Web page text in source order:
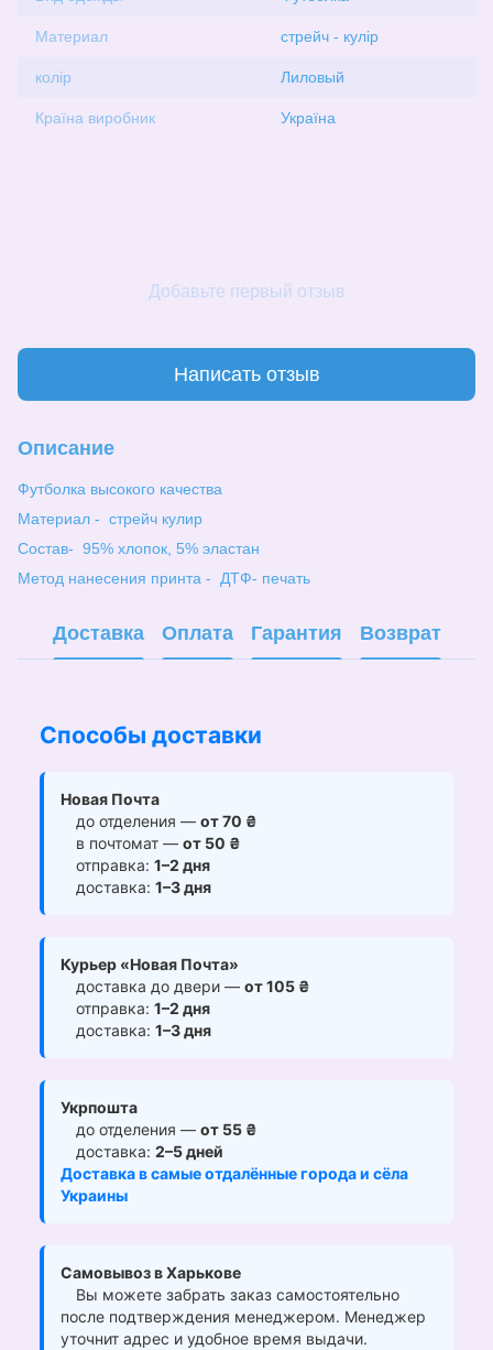
Материал стрейч - кулір
колір Лиловый
Країна виробник Україна
Добавьте первый отзыв
Написать отзыв
Описание
Футболка высокого качества
Материал - стрейч кулир
Состав- 95% хлопок, 5% эластан
Метод нанесения принта - ДТФ- печать
Доставка Оплата Гарантия Возврат
Способы доставки
Новая Почта
до отделения — от 70 ₴
в почтомат — от 50 ₴
отправка: 1–2 дня
доставка: 1–3 дня
Курьер «Новая Почта»
доставка до двери — от 105 ₴
отправка: 1–2 дня
доставка: 1–3 дня
Укрпошта
до отделения — от 55 ₴
доставка: 2–5 дней
Доставка в самые отдалённые города и сёла
Украины
Самовывоз в Харькове
Вы можете забрать заказ самостоятельно
после подтверждения менеджером. Менеджер
уточнит адрес и удобное время выдачи.